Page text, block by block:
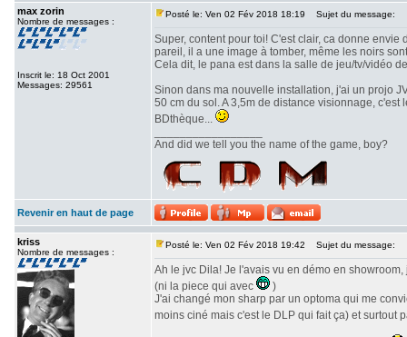
max zorin
Nombre de messages :
Inscrit le: 18 Oct 2001
Messages: 29561
Posté le: Ven 02 Fév 2018 18:19 Sujet du message:
Super, content pour toi! C'est clair, ca donne
pareil, il a une image à tomber, même les noirs
Cela dit, le pana est dans la salle de jeu/tv/vidéo
Sinon dans ma nouvelle installation, j'ai un projo
50 cm du sol. A 3,5m de distance visionnage,
BDthèque...
And did we tell you the name of the game, boy?
Revenir en haut de page
kriss
Nombre de messages :
Posté le: Ven 02 Fév 2018 19:42 Sujet du message:
Ah le jvc Dila! Je l'avais vu en démo en
(ni la piece qui avec
)
J'ai changé mon sharp par un optoma qui me
moins ciné mais c'est le DLP qui fait ça) et